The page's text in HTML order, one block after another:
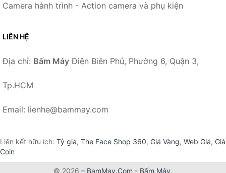
Camera hành trình - Action camera và phụ kiện
LIÊN HỆ
Địa chỉ: Bấm Máy Điện Biên Phủ, Phường 6, Quận 3,
Tp.HCM
Email: lienhe@bammay.com
Liên kết hữu ích: Tỷ giá, The Face Shop 360, Giá Vàng, Web Giá, Giá
Coin
© 2026 – BamMay.Com - Bấm Máy.